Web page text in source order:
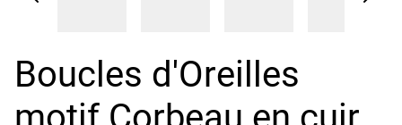
Boucles d'Oreilles